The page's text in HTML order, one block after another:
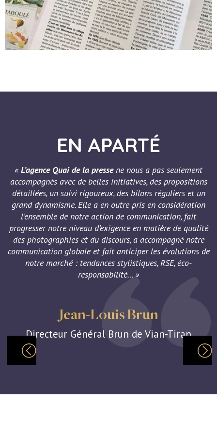
EN APARTÉ
« L’agence Quai de la pressene nous a pas seulement
accompagnés avec de belles initiatives, des propositions
détaillées, un suivi rigoureux, des bilans réguliers et un
grand dynamisme. Elle a en outre pris en considération
l’ensemble de notre action de communication, fait
progresser notre niveau d’exigence en matière de qualité
des photographies et du discours, a accompagné notre
communication globale et fait anticiper les évolutions de
notre marché : tendances stylistiques, RSE, éco-
responsabilité… »
Jean-Louis Brun
Directeur Général Brun de Vian-Tiran